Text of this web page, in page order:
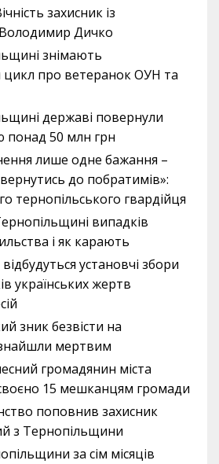
захисник із
Дичко
знімають
про ветеранок ОУН та
державі повернули
понад 50 млн грн
лише одне бажання –
до побратимів»:
тернопільського гвардійця
випадків
і як карають
установчі збори
українських жертв
зник безвісти на
мертвим
громадянин міста
15 мешканцям громади
поповнив захисник
з Тернопільщини
за сім місяців